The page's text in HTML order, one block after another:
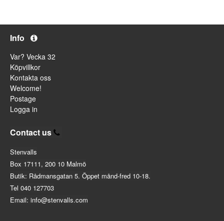
Info
Var? Vecka 32
Köpvillkor
Kontakta oss
Welcome!
Postage
Logga in
Contact us
Stenvalls
Box 17111, 200 10 Malmö
Butik: Rådmansgatan 5. Öppet månd-fred 10-18.
Tel 040 127703
Email: info@stenvalls.com